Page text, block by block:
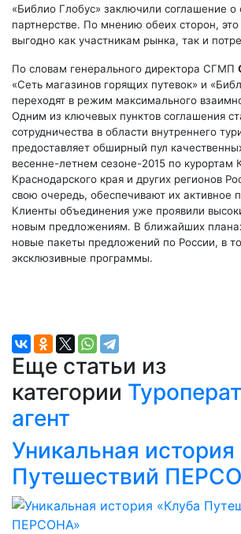
«Библио Глобус» заключили соглашение о
партнерстве. По мнению обеих сторон,
выгодно как участникам рынка, так и
По словам генерального директора СГМП
«Сеть магазинов горящих путевок» и
переходят в режим максимального
Одним из ключевых пунктов соглашения
сотрудничества в области внутреннего
предоставляет обширный пул
весенне-летнем сезоне-2015 по курортам
Краснодарского края и других регионов
свою очередь, обеспечивают их активное
Клиенты объединения уже проявили
новым предложениям. В ближайших
новые пакеты предложений по России, в
эксклюзивные программы.
Еще статьи из
категории
агент
Уникальная
Путешествий